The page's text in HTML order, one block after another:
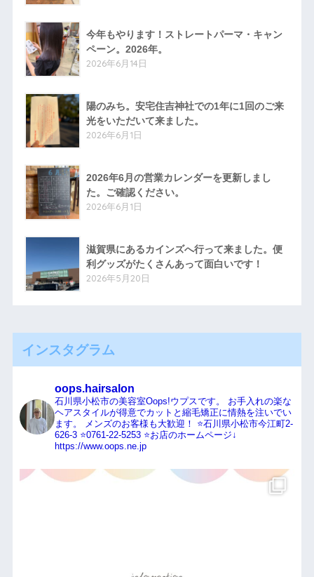
今年もやります！ストレートパーマ・キャン
ペーン。2026年。
2026年6月14日
陽のみち。安宅住吉神社での1年に1回のご来
光をいただいて来ました。
2026年6月1日
2026年6月の営業カレンダーを更新しまし
た。ご確認ください。
2026年6月1日
滋賀県にあるカインズへ行って来ました。便
利グッズがたくさんあって面白いです！
2026年5月20日
インスタグラム
oops.hairsalon
石川県小松市の美容室Oops!ウプスです。
お手入れの楽な
ヘアスタイルが得意でカットと縮毛矯正に情熱を注いでい
ます。
メンズのお客様も大歓迎！
⭐️石川県小松市今江町2-
626-3⭐️0761-22-5253⭐️お店のホームページ↓
https://www.oops.ne.jp